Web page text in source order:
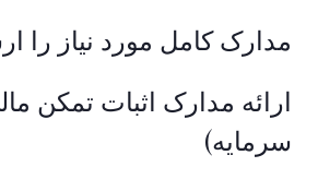
مدارک کامل مورد نیاز را
ارائه مدارک اثبات تمکن
سرمایه)